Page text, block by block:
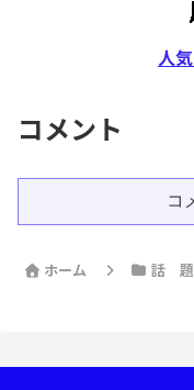
人
コメント
コ
ホーム 話 題